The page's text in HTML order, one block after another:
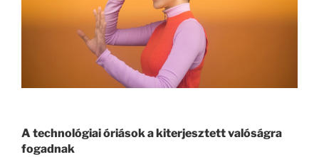
A technológiai óriások a kiterjesztett valóságra
fogadnak